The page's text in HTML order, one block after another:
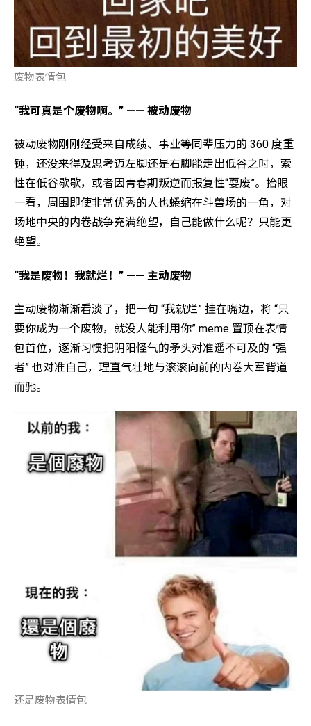
废物表情包
“我可真是个废物啊。” —— 被动废物
被动废物刚刚经受来自成绩、事业等同辈压力的 360 度重
锤，还没来得及思考迈左脚还是右脚能走出低谷之时，索
性在低谷歇歇，或者因青春期叛逆而报复性“耍废”。抬眼
一看，周围即使非常优秀的人也蜷缩在斗兽场的一角，对
场地中央的内卷战争充满绝望，自己能做什么呢？只能更
绝望。
“我是废物！我就烂！” —— 主动废物
主动废物渐渐看淡了，把一句 “我就烂” 挂在嘴边，将 “只
要你成为一个废物，就没人能利用你” meme 置顶在表情
包首位，逐渐习惯把阴阳怪气的矛头对准遥不可及的 “强
者” 也对准自己，理直气壮地与滚滚向前的内卷大军背道
而驰。
还是废物表情包